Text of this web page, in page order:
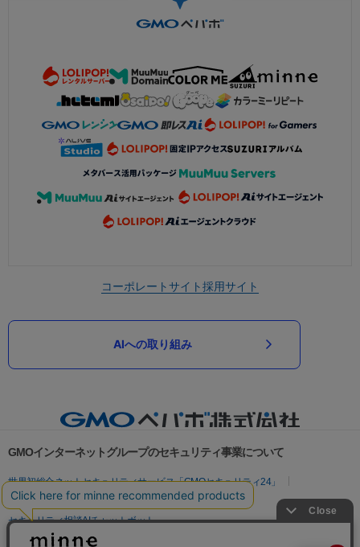
コーポレートサイト採用サイト
AIへの取り組み
GMOインターネットグループのセキュリティ事業について
世界初総合ネットセキュリティサービス「GMOセキュリティ24」
パスワード漏洩診断
Webサイトリスク診断
セキュリティ相談AIチャットボット
実在証明・盗聴対策